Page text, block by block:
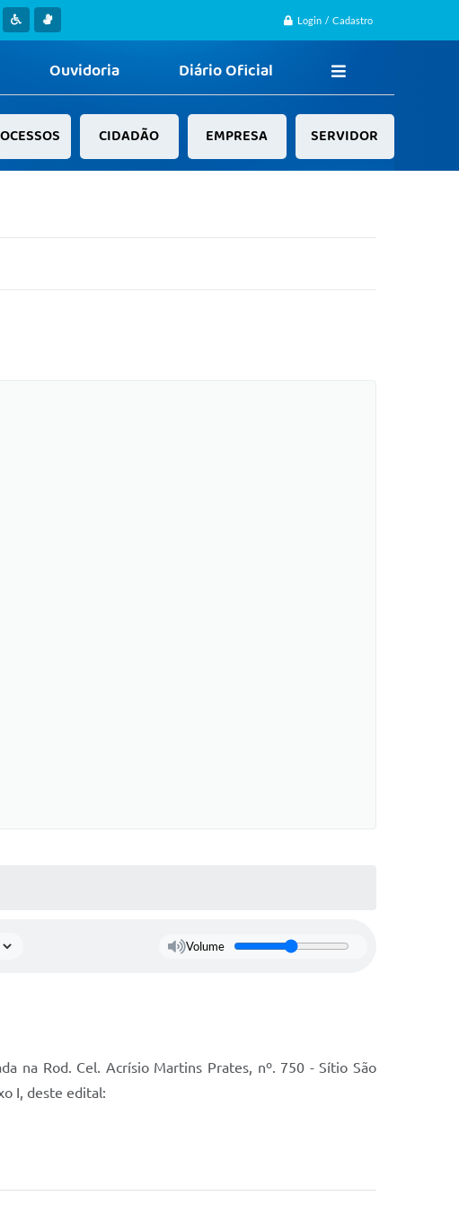
Login / Cadastro
Ouvidoria Diário Oficial
CIDADÃO EMPRESA SERVIDOR
Volume
na Rod. Cel. Acrísio Martins Prates, nº. 750 - Sítio São
I, deste edital: